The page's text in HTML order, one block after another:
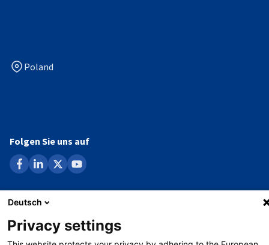
Poland
Folgen Sie uns auf
facebook
linkedin
x youtube
Datenschutzerklärung
Impressum
Deutsch
Privacy settings